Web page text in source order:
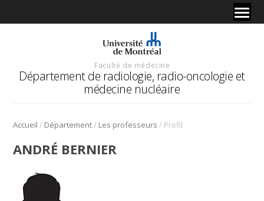
Faculté de médecine
Département de radiologie, radio-oncologie et
médecine nucléaire
Accueil / Département/ Les professeurs / Profil
ANDRÉ BERNIER